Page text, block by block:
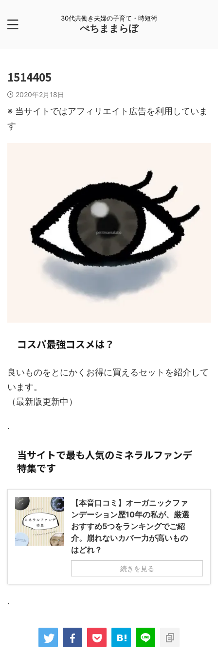
30代共働き夫婦の子育て・時短術
ぺちままらぼ
1514405
2020年2月18日
※ 当サイトではアフィリエイト広告を利用していま
す
コスパ最強コスメは？
良いものをとにかくお得に買えるセットを紹介して
います。
（最新版更新中）
.
当サイトで最も人気のミネラルファンデ
特集です
【本音口コミ】オーガニックファ
ンデーション歴10年の私が、厳選
おすすめ5つをランキングでご紹
介。崩れないカバー力が高いもの
はどれ？
続きを見る
.